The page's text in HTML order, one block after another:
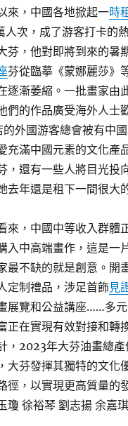
，中國各地掀起一時
人次，成了游客打卡的
芬，他對即將到來的暑
芬從臨摹《蒙娜麗莎》
逐漸萎縮。一批畫家由
們的作品廣受海外人士
國游客總會被有中國
充滿中國元素的文化產
還有一些人將目光投
去年還是租下一間很大
，中國中等收入群體
入中高端畫作，這是一
不缺的就是創意。開
定制禮品，涉足首飾見
展覽和公益講座……多
正在實現有效對接和轉
2023年大芬油畫總產
大芬發揮其獨特的文化
徑，以實現更高質量的
徐裕琴 劉志揚 余嘉琪